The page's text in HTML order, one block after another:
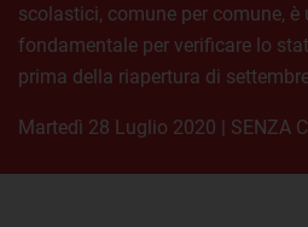
scolastici, comune per comune, è
fondamentale per verificare lo
prima della riapertura di
martedì 28 Luglio 2020 | SENZA